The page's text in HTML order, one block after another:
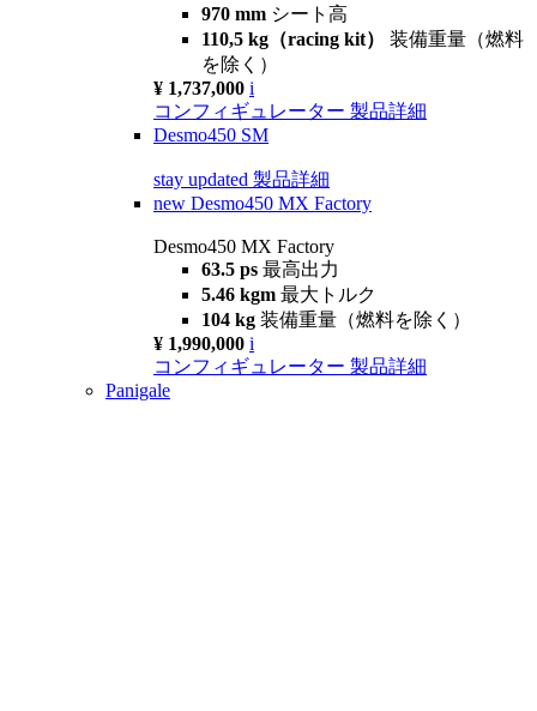
970 mm シート高
110,5 kg（racing kit） 装備重量（燃料
を除く）
¥ 1,737,000 i
コンフィギュレーター 製品詳細
Desmo450 SM
stay updated 製品詳細
new Desmo450 MX Factory
Desmo450 MX Factory
63.5 ps 最高出力
5.46 kgm 最大トルク
104 kg 装備重量（燃料を除く）
¥ 1,990,000 i
コンフィギュレーター 製品詳細
Panigale